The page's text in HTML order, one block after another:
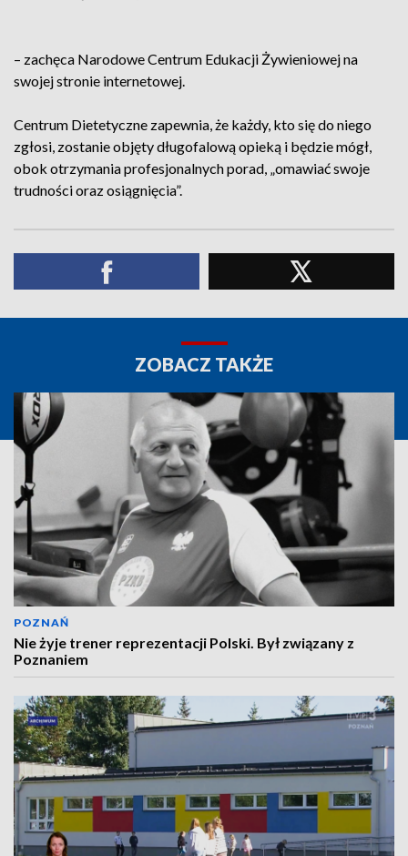
– zachęca Narodowe Centrum Edukacji Żywieniowej na
swojej stronie internetowej.
Centrum Dietetyczne zapewnia, że każdy, kto się do niego
zgłosi, zostanie objęty długofalową opieką i będzie mógł,
obok otrzymania profesjonalnych porad, „omawiać swoje
trudności oraz osiągnięcia”.
ZOBACZ TAKŻE
POZNAŃ
Nie żyje trener reprezentacji Polski. Był związany z
Poznaniem